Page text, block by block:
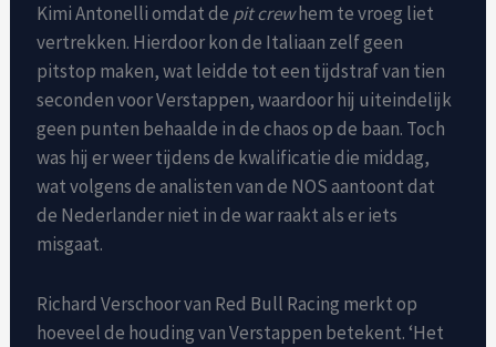
Kimi Antonelli omdat de pit crewhem te vroeg liet
vertrekken. Hierdoor kon de Italiaan zelf geen
pitstop maken, wat leidde tot een tijdstraf van tien
seconden voor Verstappen, waardoor hij uiteindelijk
geen punten behaalde in de chaos op de baan. Toch
was hij er weer tijdens de kwalificatie die middag,
wat volgens de analisten van de NOS aantoont dat
de Nederlander niet in de war raakt als er iets
misgaat.
Richard Verschoor van Red Bull Racing merkt op
hoeveel de houding van Verstappen betekent. ‘Het